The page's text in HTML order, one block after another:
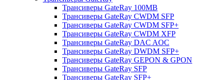
Трансиверы GateRay 100MB
Трансиверы GateRay CWDM SFP
Трансиверы GateRay CWDM SFP+
Трансиверы GateRay CWDM XFP
Трансиверы GateRay DAC AOC
Трансиверы GateRay DWDM SFP+
Трансиверы GateRay GEPON & GPON
Трансиверы GateRay SFP
Трансиверы GateRay SFP+